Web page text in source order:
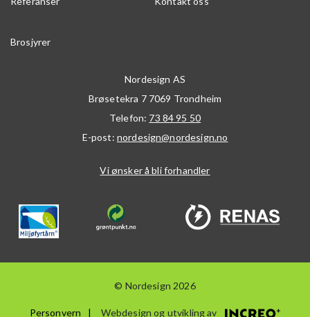
Brosjyrer
Nordesign AS
Brøsetekra 7 7069 Trondheim
Telefon: 73 84 95 50
E-post: nordesign@nordesign.no
Vi ønsker å bli forhandler
© Nordesign 2026
Personvern Webdesign og utvikling av